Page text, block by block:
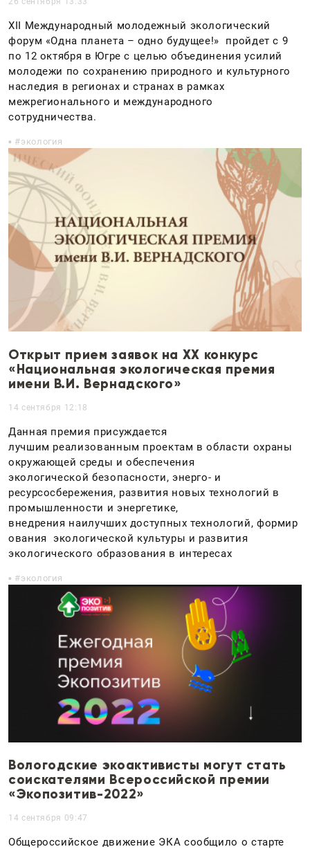
XII Международный молодежный экологический
форум «Одна планета – одно будущее!» пройдет с 9
по 12 октября в Югре с целью объединения усилий
молодежи по сохранению природного и культурного
наследия в регионах и странах в рамках
межрегионального и международного
сотрудничества.
экология
Открыт прием заявок на XX конкурс
«Национальная экологическая премия
имени В.И. Вернадского»
14 сентября 12:18
Данная премия присуждается
лучшим реализованным проектам в области охраны
окружающей среды и обеспечения
экологической безопасности, энерго- и
ресурсосбережения, развития новых технологий в
промышленности и энергетике,
внедрения наилучших доступных технологий, формир
ования экологической культуры и развития
экологического образования в интересах
экология
Вологодские экоактивисты могут стать
соискателями Всероссийской премии
«Экопозитив-2022»
14 сентября 09:47
Общероссийское движение ЭКА сообщило о старте